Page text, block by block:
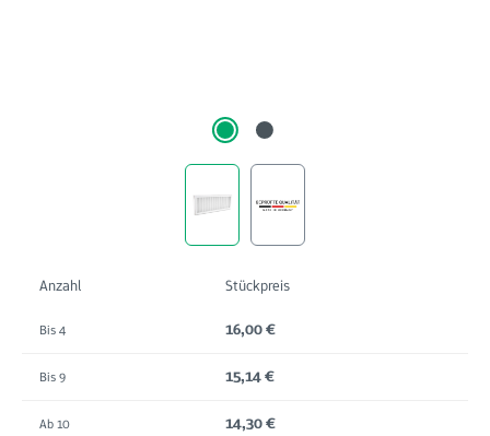
Anzahl Stückpreis
Bis4 16,00 €
Bis9 15,14 €
Ab10 14,30 €